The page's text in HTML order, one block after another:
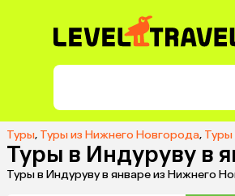
Туры, Туры из Нижнего Новгорода, Туры
Туры в Индуруву в
Туры в Индуруву в январе из Нижнего